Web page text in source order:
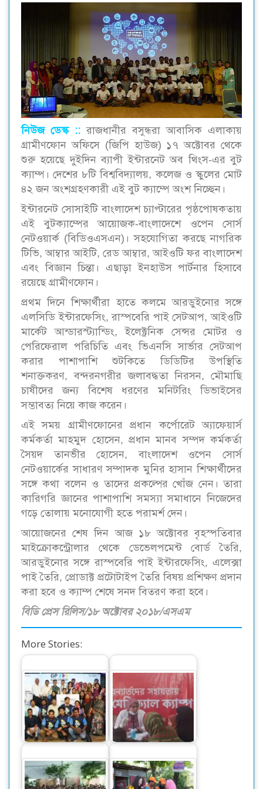
নিউজ ডেস্ক :: রাজধানীর বসুন্ধরা আবাসিক এলাকায়
গ্রামীণফোন অফিসে (জিপি হাউজ) ১৭ অক্টোবর থেকে
শুরু হয়েছে দুইদিন ব্যাপী ইন্টারনেট অব থিংস-এর বুট
ক্যাম্প। দেশের ৮টি বিশ্ববিদ্যালয়, কলেজ ও স্কুলের মোট
৪২ জন অংশগ্রহণকারী এই বুট ক্যাম্পে অংশ নিচ্ছেন।
ইন্টারনেট সোসাইটি বাংলাদেশ চ্যাপ্টারের পৃষ্ঠপোষকতায়
এই বুটক্যাম্পের আয়োজক-বাংলাদেশে ওপেন সোর্স
নেটওয়ার্ক (বিডিওএসএন)। সহযোগিতা করছে নাগরিক
টিভি, আম্বার আইটি, রেড আম্বার, আইওটি ফর বাংলাদেশ
এবং বিজ্ঞান চিন্তা। এছাড়া ইনহাউস পার্টনার হিসাবে
রয়েছে গ্রামীণফোন।
প্রথম দিনে শিক্ষার্থীরা হাতে কলমে আরডুইনোর সঙ্গে
এলসিডি ইন্টারফেসিং, রাস্পবেরি পাই সেটআপ, আইওটি
মার্কেট আন্ডারস্ট্যান্ডিং, ইলেক্ট্রনিক সেন্সর মোটর ও
পেরিফেরাল পরিচিতি এবং ভিএনসি সার্ভার সেটআপ
করার পাশাপাশি শুটকিতে ডিডিটির উপস্থিতি
শনাক্তকরণ, বন্দরনগরীর জলাবদ্ধতা নিরসন, মৌমাছি
চাষীদের জন্য বিশেষ ধরণের মনিটরিং ডিভাইসের
সম্ভাবত্য নিয়ে কাজ করেন।
এই সময় গ্রামীণফোনের প্রধান কর্পোরেট অ্যাফেয়ার্স
কর্মকর্তা মাহমুদ হোসেন, প্রধান মানব সম্পদ কর্মকর্তা
সৈয়দ তানভীর হোসেন, বাংলাদেশ ওপেন সোর্স
নেটওয়ার্কের সাধারণ সম্পাদক মুনির হাসান শিক্ষার্থীদের
সঙ্গে কথা বলেন ও তাদের প্রকল্পের খোঁজ নেন। তারা
কারিগরি জ্ঞানের পাশাপাশি সমস্যা সমাধানে নিজেদের
গড়ে তোলায় মনোযোগী হতে পরামর্শ দেন।
আয়োজনের শেষ দিন আজ ১৮ অক্টোবর বৃহস্পতিবার
মাইক্রোকন্ট্রোলার থেকে ডেভেলপমেন্ট বোর্ড তৈরি,
আরডুইনোর সঙ্গে রাস্পবেরি পাই ইন্টারফেসিং, এলেক্সা
পাই তৈরি, প্রোডাক্ট প্রটোটাইপ তৈরি বিষয় প্রশিক্ষণ প্রদান
করা হবে ও ক্যাম্প শেষে সনদ বিতরণ করা হবে।
বিডি প্রেস রিলিস/১৮ অক্টোবর ২০১৮/এসএম
More Stories:
শুরু হল জিপি
এক্সিলারেটর বুটক্যাম্প
বন্যা কবলিত এলাকায়
মেডিকেল ক্যাম্প চালু
করল রবি